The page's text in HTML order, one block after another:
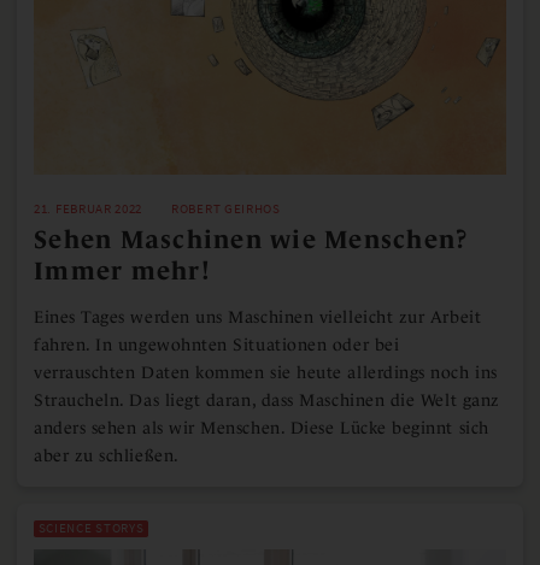
21. FEBRUAR 2022 ROBERT GEIRHOS
Sehen Maschinen wie Menschen?
Immer mehr!
Eines Tages werden uns Maschinen vielleicht zur Arbeit
fahren. In ungewohnten Situationen oder bei
verrauschten Daten kommen sie heute allerdings noch ins
Straucheln. Das liegt daran, dass Maschinen die Welt ganz
anders sehen als wir Menschen. Diese Lücke beginnt sich
aber zu schließen.
SCIENCE STORYS